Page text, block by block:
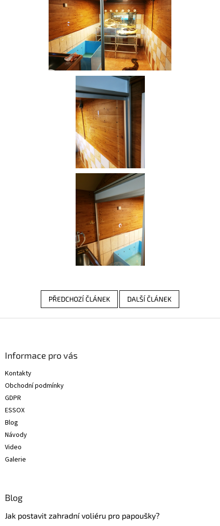
PŘEDCHOZÍ ČLÁNEK DALŠÍ ČLÁNEK
Informace pro vás
Kontakty
Obchodní podmínky
GDPR
ESSOX
Blog
Návody
Video
Galerie
Blog
Jak postavit zahradní voliéru pro papoušky?